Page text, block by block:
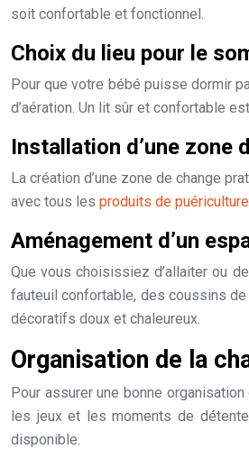
soit confortable et fonctionnel.
Choix du lieu pour le
Pour que votre bébé puisse dormir
d’aération. Un lit sûr et confortable
Installation d’une zone
La création d’une zone de change
avec tous les produits de puériculture
Aménagement d’un
Que vous choisissiez d’allaiter ou
fauteuil confortable, des coussins
décoratifs doux et chaleureux.
Organisation de la
Pour assurer une bonne
les jeux et les moments de
disponible.